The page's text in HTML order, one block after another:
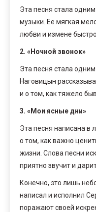
Эта песня стала
музыки. Ее мягкая
любви и измене
2. «Ночной звонок»
Эта песня стала
Наговицын
и о том, как тяжело
3. «Мои ясные дни»
Эта песня написана в
о том, как важно
жизни. Слова песни
приятно звучит и
Конечно, это лишь
написал и исполнил
поражают своей